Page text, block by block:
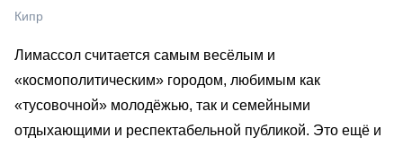
Кипр
Лимассол считается самым весёлым и
«космополитическим» городом, любимым как
«тусовочной» молодёжью, так и семейными
отдыхающими и респектабельной публикой. Это ещё и